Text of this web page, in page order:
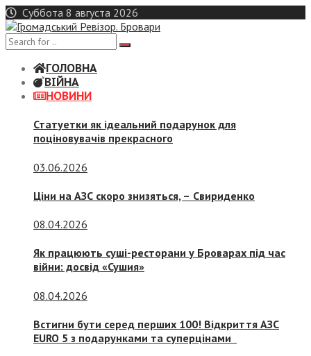
Skip
to
content
Суббота 8 августа 2026
ГОЛОВНА
ВІЙНА
НОВИНИ
Статуетки як ідеальний подарунок для
поціновувачів прекрасного
03.06.2026
Ціни на АЗС скоро знизяться, – Свириденко
08.04.2026
Як працюють суші-ресторани у Броварах під час
війни: досвід «Сушия»
08.04.2026
Встигни бути серед перших 100! Відкриття АЗС
EURO 5 з подарунками та суперцінами